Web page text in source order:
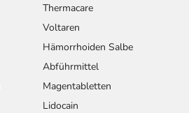
Thermacare
Voltaren
Hämorrhoiden Salbe
Abführmittel
Magentabletten
Lidocain